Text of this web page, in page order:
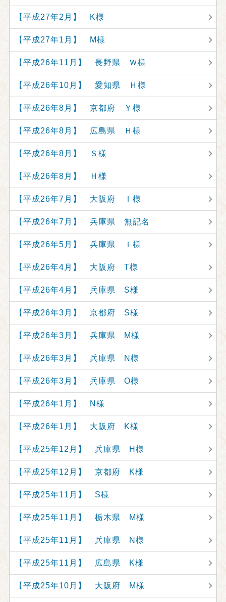
【平成27年2月】 K様
【平成27年1月】 M様
【平成26年11月】 長野県 Ｗ様
【平成26年10月】 愛知県 Ｈ様
【平成26年8月】 京都府 Ｙ様
【平成26年8月】 広島県 Ｈ様
【平成26年8月】 Ｓ様
【平成26年8月】 Ｈ様
【平成26年7月】 大阪府 Ｉ様
【平成26年7月】 兵庫県 無記名
【平成26年5月】 兵庫県 Ｉ様
【平成26年4月】 大阪府 T様
【平成26年4月】 兵庫県 S様
【平成26年3月】 京都府 S様
【平成26年3月】 兵庫県 M様
【平成26年3月】 兵庫県 N様
【平成26年3月】 兵庫県 O様
【平成26年1月】 N様
【平成26年1月】 大阪府 K様
【平成25年12月】 兵庫県 H様
【平成25年12月】 京都府 K様
【平成25年11月】 S様
【平成25年11月】 栃木県 M様
【平成25年11月】 兵庫県 N様
【平成25年11月】 広島県 K様
【平成25年10月】 大阪府 M様